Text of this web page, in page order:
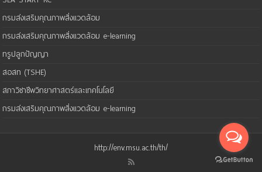
กรมส่งเสริมคุณภาพสิ่งแวดล้อม
กรมส่งเสริมคุณภาพสิ่งแวดล้อม e-learning
ทรูปลูกปัญญา
สอสท (TSHE)
สภาวิชาชีพวิทยาศาสตร์และเทคโนโลยี
กรมส่งเสริมคุณภาพสิ่งแวดล้อม e-learning
http://env.msu.ac.th/th/